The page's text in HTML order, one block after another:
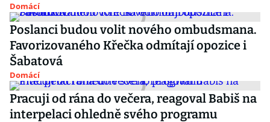
Domácí
Poslanci budou volit nového ombudsmana.
Favorizovaného Křečka odmítají opozice i
Šabatová
Domácí
Pracuji od rána do večera, reagoval Babiš na
interpelaci ohledně svého programu